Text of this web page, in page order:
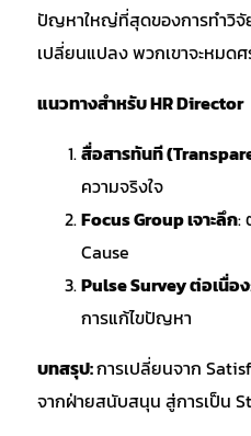
ปัญหาใหญ่ที่สุดของการทำวิจั
เปลี่ยนแปลง พวกเขาจะหมด
แนวทางสำหรับ HR Director
สื่อสารทันที
ความจริงใจ
Focus Group เจาะลึก:
Cause
Pulse Survey ต่อเนื่อง
การแก้ไขปัญหา
บทสรุป:การเปลี่ยนจาก
จากฝ่ายสนับสนุน สู่การเป็น